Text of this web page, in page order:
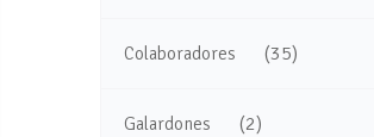
Colaboradores (35)
Galardones (2)